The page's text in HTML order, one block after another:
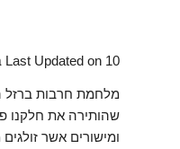
Last Updated on 10 בדצמבר 2023 by
שהותירה את חלקנו
ומישורים אשר